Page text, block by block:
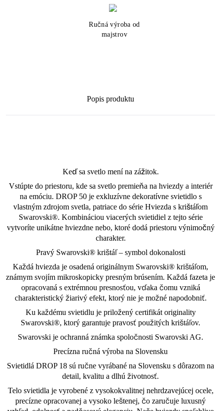
Ručná výroba od
majstrov
Popis produktu
Keď sa svetlo mení na zážitok.
Vstúpte do priestoru, kde sa svetlo premieňa na hviezdy a interiér
na emóciu. DROP 50 je exkluzívne dekoratívne svietidlo s
vlastným zdrojom svetla, patriace do série Hviezda s krištáľom
Swarovski®. Kombináciou viacerých svietidiel z tejto série
vytvoríte unikátne hviezdne nebo, ktoré dodá priestoru výnimočný
charakter.
Pravý Swarovski® krištáľ – symbol dokonalosti
Každá hviezda je osadená originálnym Swarovski® krištáľom,
známym svojím mikroskopicky presným brúsením. Každá fazeta je
opracovaná s extrémnou presnosťou, vďaka čomu vzniká
charakteristický žiarivý efekt, ktorý nie je možné napodobniť.
Ku každému svietidlu je priložený certifikát originality
Swarovski®, ktorý garantuje pravosť použitých krištáľov.
Swarovski je ochranná známka spoločnosti Swarovski AG.
Precízna ručná výroba na Slovensku
Svietidlá DROP 18 sú ručne vyrábané na Slovensku s dôrazom na
detail, kvalitu a dlhú životnosť.
Telo svietidla je vyrobené z vysokokvalitnej nehrdzavejúcej ocele,
precízne opracovanej a vysoko leštenej, čo zaručuje luxusný